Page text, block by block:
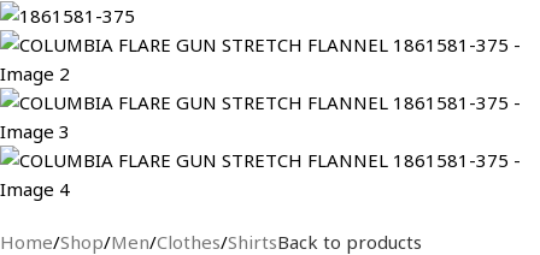
Home/Shop/Men/Clothes/ShirtsBack to products